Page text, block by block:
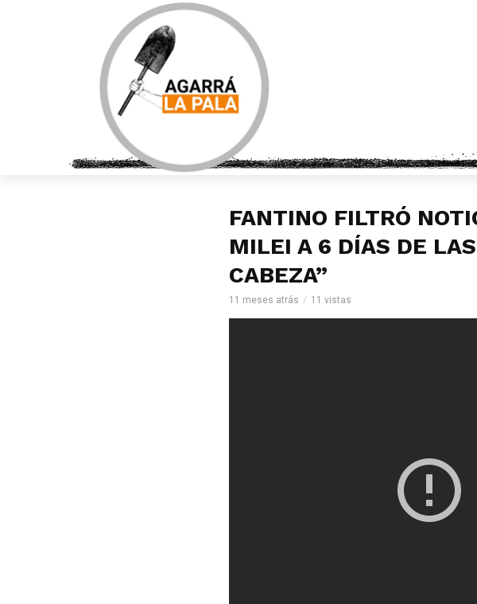
FANTINO FILTRÓ
MILEI A 6 DÍAS DE
CABEZA”
11 meses atrás 11 vistas